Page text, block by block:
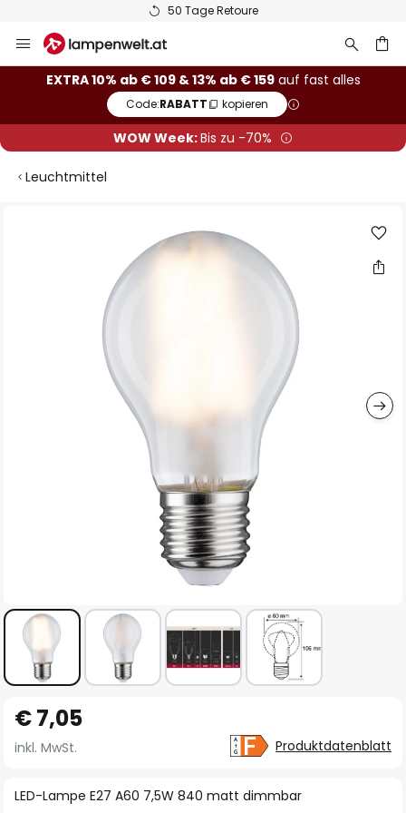
50 Tage Retoure
Inhalt
springen
EXTRA 10% ab € 109 & 13% ab € 159auf fast alles
Code:RABATT kopieren
WOW Week:Bis zu -70%
Leuchtmittel
Anfang
der
springen
LED-Lampe E27 A60 7,5W 840 matt dimmbar
€ 7,05
inkl. MwSt. Produktdatenblatt